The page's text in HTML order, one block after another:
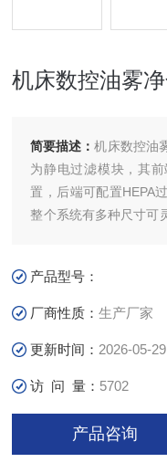
机床数控油雾
简要描述：机床数控油
为静电过滤模块，其
置，后端可配置HEPA
整个系统有多种尺寸可
产品型号：
厂商性质：生产厂家
更新时间： 2026-05-29
访 问 量： 5702
产品咨询